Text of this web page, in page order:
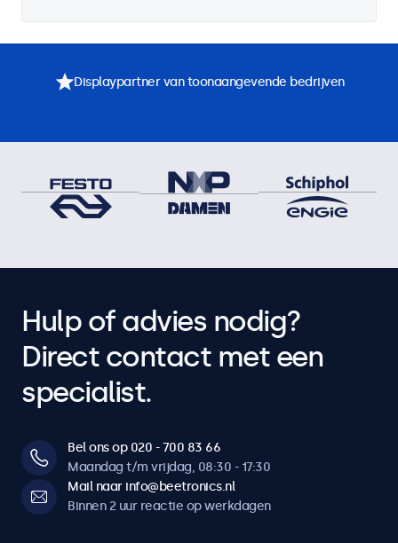
Displaypartner van toonaangevende bedrijven
Hulp of advies nodig?
Direct contact met een
specialist.
Bel ons op 020 - 700 83 66
Maandag t/m vrijdag, 08:30 - 17:30
Mail naar info@beetronics.nl
Binnen 2 uur reactie op werkdagen